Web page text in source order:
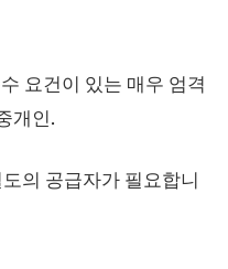
요건이 있는 매우 엄격
개인.
의 공급자가 필요합니